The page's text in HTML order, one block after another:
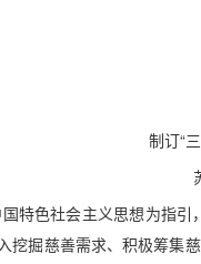
制订“
特色社会主义思想为指
挖掘慈善需求、积极筹